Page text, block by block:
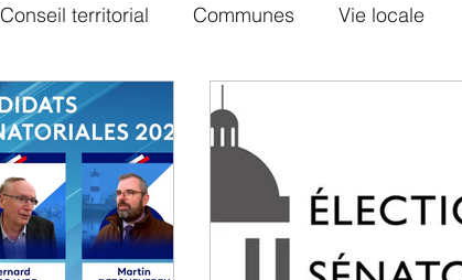
Conseil territorial Communes Vie locale
Sénatoriales 2023